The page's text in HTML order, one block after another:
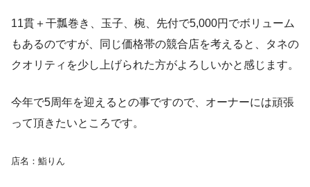
11貫＋干瓢巻き、玉子、椀、先付で5,000円でボリューム
もあるのですが、同じ価格帯の競合店を考えると、タネの
クオリティを少し上げられた方がよろしいかと感じます。
今年で5周年を迎えるとの事ですので、オーナーには頑張
って頂きたいところです。
店名：鮨りん